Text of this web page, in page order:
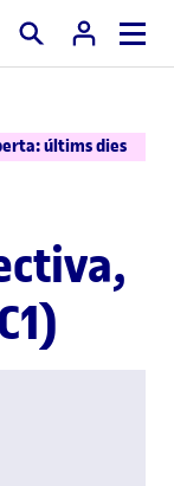
Cercar
últims dies